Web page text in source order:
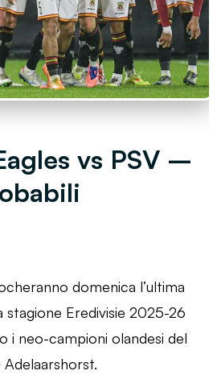
vs PSV –
domenica l’ultima
stagione Eredivisie 2025-26
i neo-campioni olandesi del
Adelaarshorst.